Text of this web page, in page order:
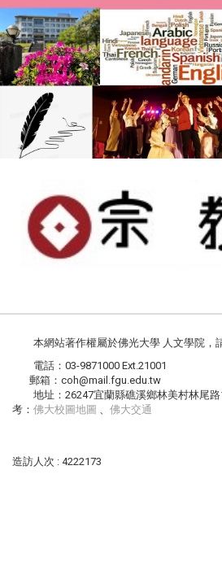
本網站著作權屬於佛光大學 人文學院，
電話：03-9871000 Ext.21001
郵箱：coh@mail.fgu.edu.tw
地址：26247宜蘭縣礁溪鄉林美村林尾路
考： 佛大校圖地圖 佛大交通
造訪人次 : 4222173